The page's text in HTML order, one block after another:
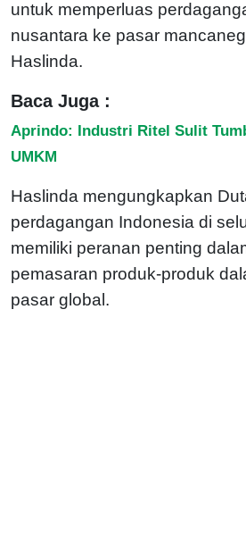
untuk memperluas
nusantara ke pasar
Haslinda.
Baca Juga :
Aprindo: Industri Ritel Sulit
UMKM
Haslinda mengungkapkan
perdagangan Indonesia di
memiliki peranan penting
pemasaran produk-produk
pasar global.